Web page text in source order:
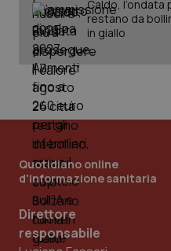
Caldo,
restano da
in giallo
Quotidiano online
d'informazione sanitaria
Direttore
responsabile
tracking-enable
_ga